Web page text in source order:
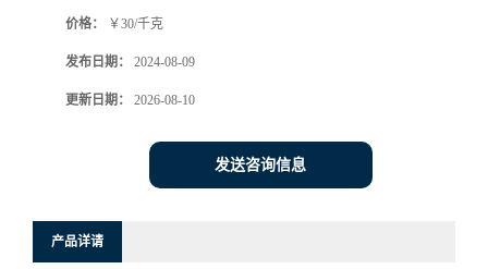
价格： ￥30/千克
发布日期： 2024-08-09
更新日期： 2026-08-10
发送咨询信息
产品详请